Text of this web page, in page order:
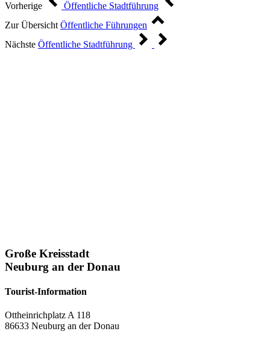
Vorherige
Öffentliche Stadtführung
Zur Übersicht Öffentliche Führungen
Nächste Öffentliche Stadtführung
Große Kreisstadt
Neuburg an der Donau
Tourist-Information
Ottheinrichplatz A 118
86633 Neuburg an der Donau